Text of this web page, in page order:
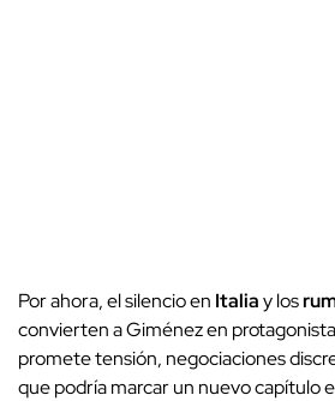
Por ahora, el silencio en Italiay los
convierten a Giménez en
promete tensión, negociaciones
que podría marcar un nuevo capítulo